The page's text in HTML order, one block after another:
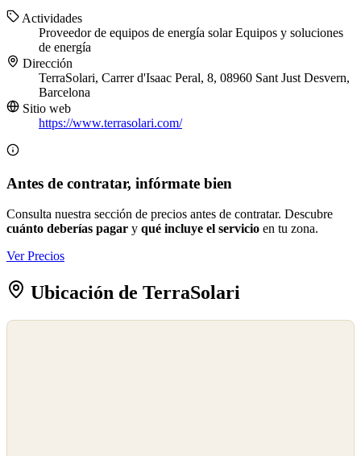
Actividades
Proveedor de equipos de energía solarEquipos y soluciones
de energía
Dirección
TerraSolari, Carrer d'Isaac Peral, 8, 08960 Sant Just Desvern,
Barcelona
Sitio web
https://www.terrasolari.com/
Antes de contratar, infórmate bien
Consulta nuestra sección de precios antes de contratar. Descubre
cuánto deberías pagar y qué incluye el servicio en tu zona.
Ver Precios
Ubicación de TerraSolari